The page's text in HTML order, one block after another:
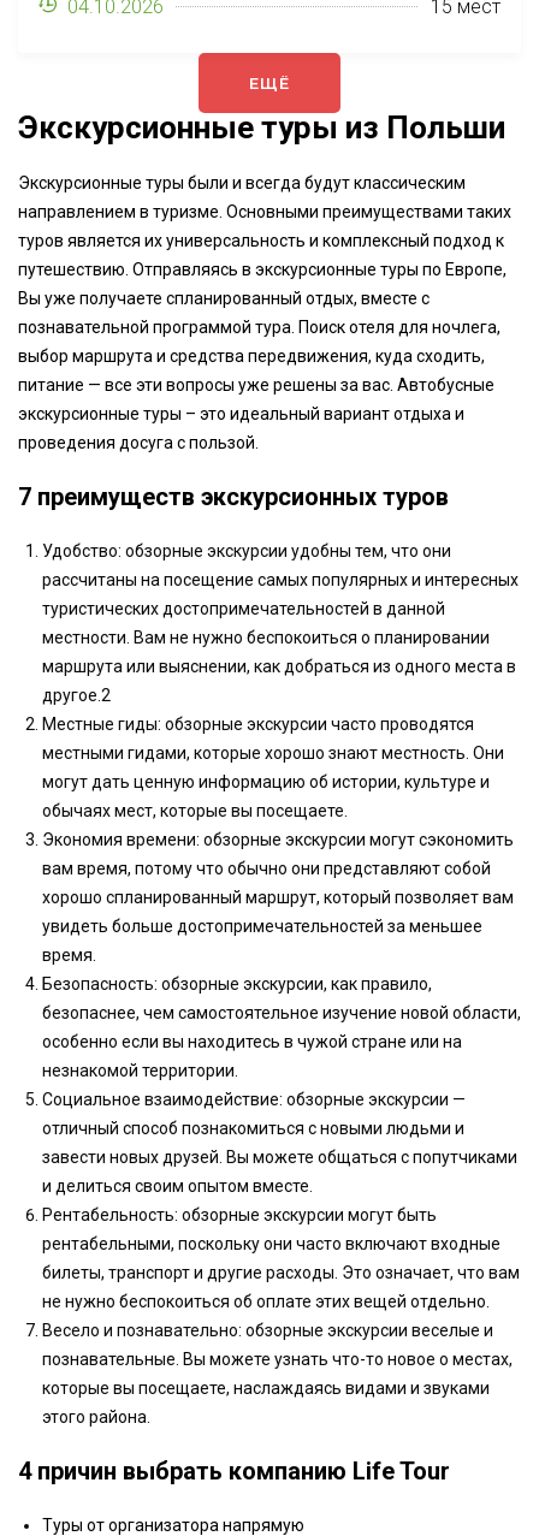
04.10.2026
15 мест
ЕЩЁ
Экскурсионные туры из Польши
Экскурсионные туры были и всегда будут классическим
направлением в туризме. Основными преимуществами таких
туров является их универсальность и комплексный подход к
путешествию. Отправляясь в экскурсионные туры по Европе,
Вы уже получаете спланированный отдых, вместе с
познавательной программой тура. Поиск отеля для ночлега,
выбор маршрута и средства передвижения, куда сходить,
питание — все эти вопросы уже решены за вас. Автобусные
экскурсионные туры – это идеальный вариант отдыха и
проведения досуга с пользой.
7 преимуществ экскурсионных туров
Удобство: обзорные экскурсии удобны тем, что они
рассчитаны на посещение самых популярных и интересных
туристических достопримечательностей в данной
местности. Вам не нужно беспокоиться о планировании
маршрута или выяснении, как добраться из одного места в
другое.2
Местные гиды: обзорные экскурсии часто проводятся
местными гидами, которые хорошо знают местность. Они
могут дать ценную информацию об истории, культуре и
обычаях мест, которые вы посещаете.
Экономия времени: обзорные экскурсии могут сэкономить
вам время, потому что обычно они представляют собой
хорошо спланированный маршрут, который позволяет вам
увидеть больше достопримечательностей за меньшее
время.
Безопасность: обзорные экскурсии, как правило,
безопаснее, чем самостоятельное изучение новой области,
особенно если вы находитесь в чужой стране или на
незнакомой территории.
Социальное взаимодействие: обзорные экскурсии —
отличный способ познакомиться с новыми людьми и
завести новых друзей. Вы можете общаться с попутчиками
и делиться своим опытом вместе.
Рентабельность: обзорные экскурсии могут быть
рентабельными, поскольку они часто включают входные
билеты, транспорт и другие расходы. Это означает, что вам
не нужно беспокоиться об оплате этих вещей отдельно.
Весело и познавательно: обзорные экскурсии веселые и
познавательные. Вы можете узнать что-то новое о местах,
которые вы посещаете, наслаждаясь видами и звуками
этого района.
4 причин выбрать компанию Life Tour
Туры от организатора напрямую